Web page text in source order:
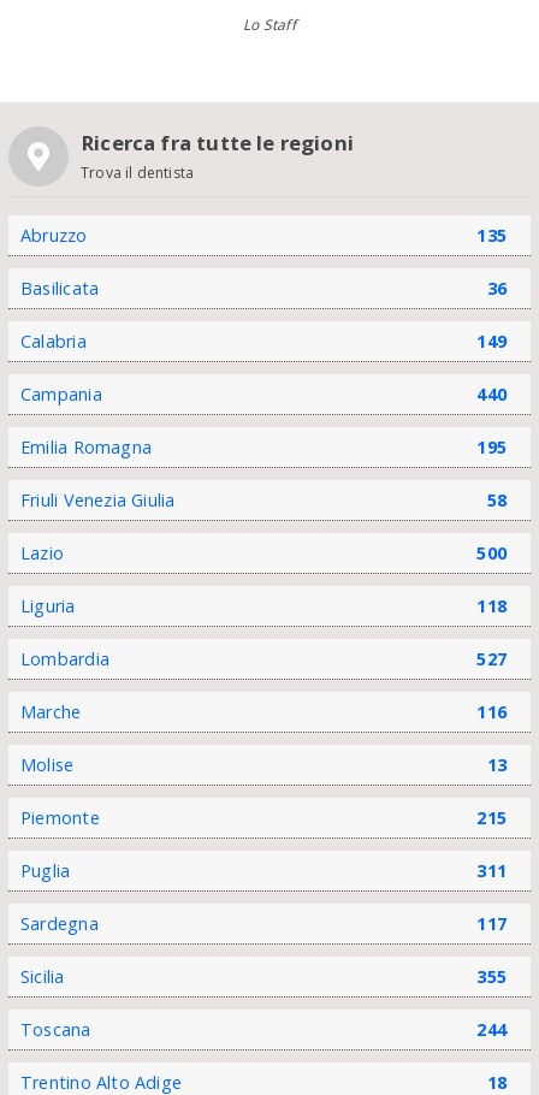
Lo Staff
Ricerca fra tutte le regioni
Trova il dentista
Abruzzo 135
Basilicata 36
Calabria 149
Campania 440
Emilia Romagna 195
Friuli Venezia Giulia 58
Lazio 500
Liguria 118
Lombardia 527
Marche 116
Molise 13
Piemonte 215
Puglia 311
Sardegna 117
Sicilia 355
Toscana 244
Trentino Alto Adige 18